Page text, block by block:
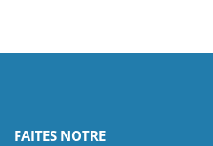
FAITES NOTRE